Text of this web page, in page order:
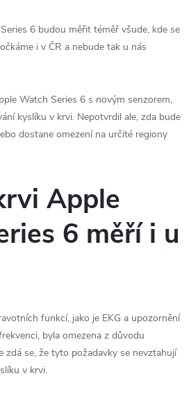
6 budou měřit téměř všude, kde se
i v ČR a nebude tak u nás
Watch Series 6 s novým senzorem,
kyslíku v krvi. Nepotvrdil ale, zda bude
dostane omezení na určité regiony
Apple
6 měří i u
funkcí, jako je EKG a upozornění
byla omezena z důvodu
zdá se, že tyto požadavky se nevztahují
v krvi.